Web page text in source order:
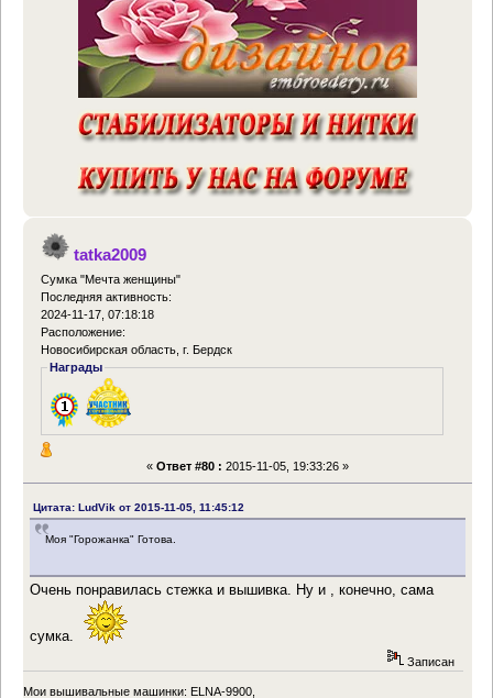
tatka2009
Сумка "Мечта женщины"
Последняя активность:
2024-11-17, 07:18:18
Расположение:
Новосибирская область, г. Бердск
Награды
« Ответ #80 : 2015-11-05, 19:33:26 »
Цитата: LudVik от 2015-11-05, 11:45:12
Моя "Горожанка" Готова.
Очень понравилась стежка и вышивка. Ну и , конечно, сама
сумка.
Записан
Мои вышивальные машинки: ELNA-9900,